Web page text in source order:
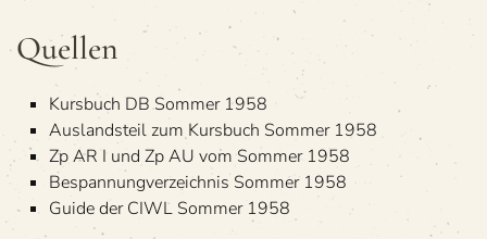
Quel­len
Kurs­buch DB Som­mer 1958
Aus­lands­teil zum Kurs­buch Som­mer 1958
Zp AR I und Zp AU vom Som­mer 1958
Bespan­nung­ver­zeich­nis Som­mer 1958
Guide der CIWL Som­mer 1958